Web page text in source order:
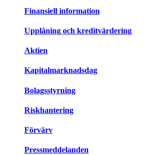
Finansiell information
Upplåning och kreditvärdering
Aktien
Kapitalmarknadsdag
Bolagsstyrning
Riskhantering
Förvärv
Pressmeddelanden